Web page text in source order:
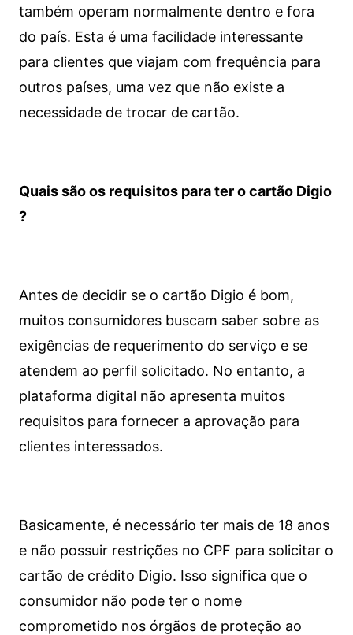
também operam normalmente dentro e fora
do país. Esta é uma facilidade interessante
para clientes que viajam com frequência para
outros países, uma vez que não existe a
necessidade de trocar de cartão.
Quais são os requisitos para ter o cartão Digio
?
Antes de decidir se o cartão Digio é bom,
muitos consumidores buscam saber sobre as
exigências de requerimento do serviço e se
atendem ao perfil solicitado. No entanto, a
plataforma digital não apresenta muitos
requisitos para fornecer a aprovação para
clientes interessados.
Basicamente, é necessário ter mais de 18 anos
e não possuir restrições no CPF para solicitar o
cartão de crédito Digio. Isso significa que o
consumidor não pode ter o nome
comprometido nos órgãos de proteção ao